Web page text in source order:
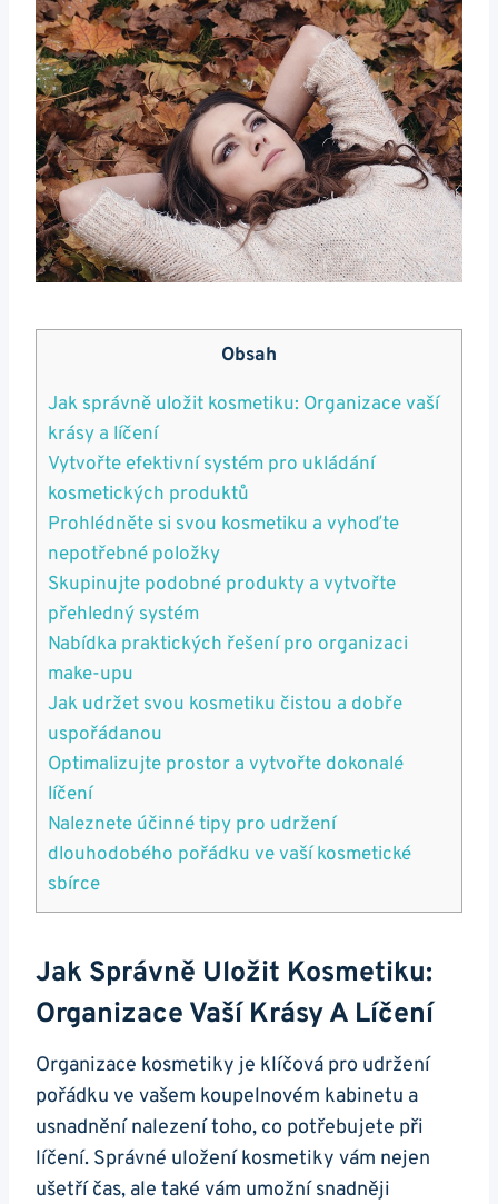
Obsah
Jak správně uložit kosmetiku: Organizace vaší
krásy a líčení
Vytvořte efektivní systém pro ukládání
kosmetických produktů
Prohlédněte si svou kosmetiku a vyhoďte
nepotřebné položky
Skupinujte podobné produkty a vytvořte
přehledný systém
Nabídka praktických řešení pro organizaci
make-upu
Jak udržet svou kosmetiku čistou a dobře
uspořádanou
Optimalizujte prostor a vytvořte dokonalé
líčení
Naleznete účinné tipy pro udržení
dlouhodobého pořádku ve vaší kosmetické
sbírce
Jak Správně Uložit Kosmetiku:
Organizace Vaší Krásy A Líčení
Organizace kosmetiky je klíčová pro udržení
pořádku ve vašem koupelnovém kabinetu a
usnadnění nalezení toho, co potřebujete při
líčení. Správné uložení kosmetiky vám nejen
ušetří čas, ale také vám umožní snadněji